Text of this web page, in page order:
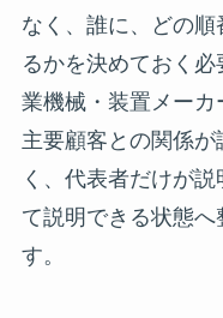
なく、誰に、どの
るかを決めておく
業機械・装置メー
主要顧客との関係
く、代表者だけが
て説明できる状態へ
す。